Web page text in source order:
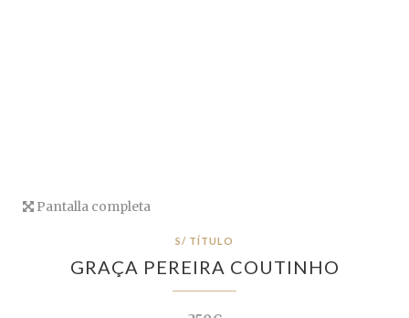
Pantalla completa
S/ TÍTULO
GRAÇA PEREIRA COUTINHO